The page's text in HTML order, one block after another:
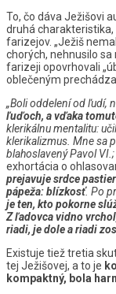
To, čo dáva Ježišovi
druhá
farizejov. „Ježiš
chorých, nehnusilo sa
farizeji opovrhovali
oblečeným
„Boli oddelení od ľudí,
ľuďoch, a vďaka
klerikálnu mentalitu:
klerikalizmus. Mne sa
blahoslavený Pavol
exhortácia o
prejavuje srdce
pápeža: blízkosť. Po
je ten, kto pokorne
Z ľadovca vidno
riadi, je dole a riadi
Existuje tiež tretia
tej Ježišovej, a to je
kompaktný, bola